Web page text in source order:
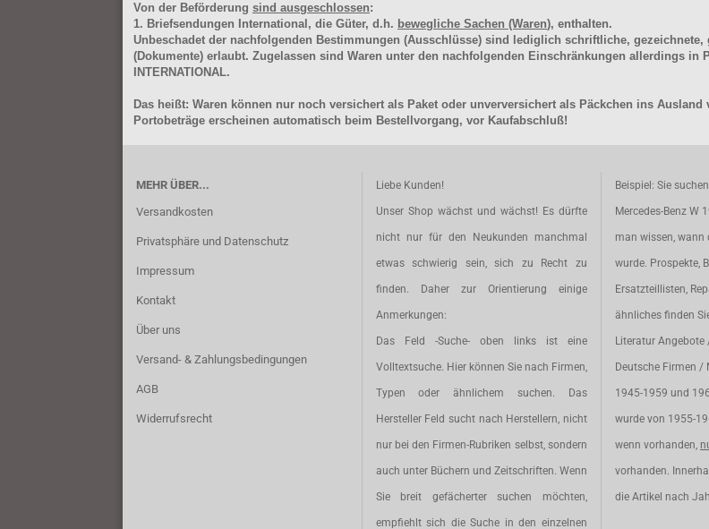
Von der Beförderung sind ausgeschlossen:
1. Briefsendungen International, die Güter, d.h. bewegliche Sachen (Waren), enthalten.
Unbeschadet der nachfolgenden Bestimmungen (Ausschlüsse) sind lediglich schriftliche,
(Dokumente) erlaubt. Zugelassen sind Waren unter den nachfolgenden Einschränkungen allerdings in
INTERNATIONAL.
Das heißt: Waren können nur noch versichert als Paket oder unverversichert als Päckchen ins Ausland
Portobeträge erscheinen automatisch beim Bestellvorgang, vor Kaufabschluß!
MEHR ÜBER...
Versandkosten
Privatsphäre und Datenschutz
Impressum
Kontakt
Über uns
Versand- & Zahlungsbedingungen
AGB
Widerrufsrecht
Liebe Kunden!
Unser Shop wächst und wächst! Es dürfte
nicht nur für den Neukunden manchmal
etwas schwierig sein, sich zu Recht zu
finden. Daher zur Orientierung einige
Anmerkungen:
Das Feld -Suche- oben links ist eine
Volltextsuche. Hier können Sie nach Firmen,
Typen oder ähnlichem suchen. Das
Hersteller Feld sucht nach Herstellern, nicht
nur bei den Firmen-Rubriken selbst, sondern
auch unter Büchern und Zeitschriften. Wenn
Sie breit gefächerter suchen möchten,
empfiehlt sich die Suche in den einzelnen
Beispiel: Sie
Mercedes-Benz W
man wissen, wann
wurde. Prospekte,
Ersatzteillisten,
ähnliches finden
Literatur
Deutsche Firmen /
1945-1959 und
wurde von 1955-
wenn vorhanden,
vorhanden.
die Artikel nach